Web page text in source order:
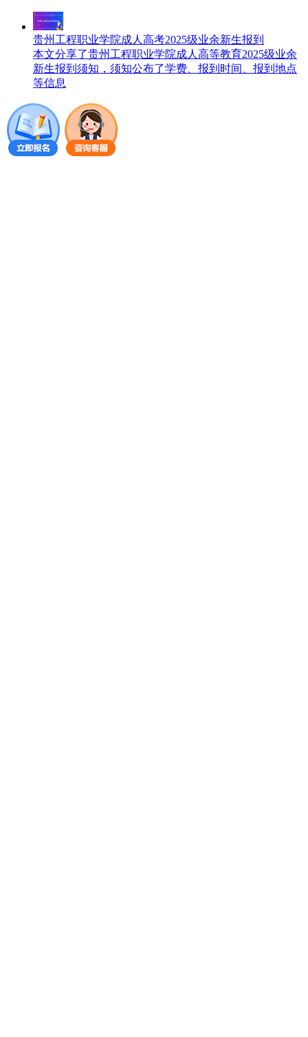
贵州工程职业学院成人高考2025级业余新生报到
本文分享了贵州工程职业学院成人高等教育2025级业余
新生报到须知，须知公布了学费、报到时间、报到地点
等信息